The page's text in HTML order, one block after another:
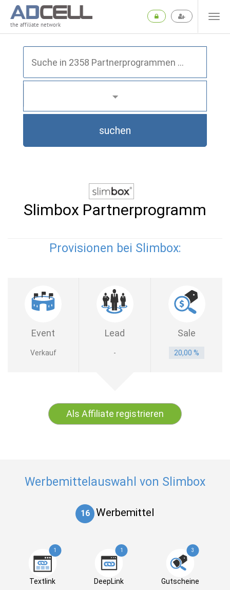
the affiliate network
suchen
Slimbox Partnerprogramm
Provisionen bei Slimbox:
Event Lead Sale
Verkauf - 20,00 %
Als Affiliate registrieren
Werbemittelauswahl von Slimbox
16 Werbemittel
1
Textlink
1
DeepLink
3
Gutscheine